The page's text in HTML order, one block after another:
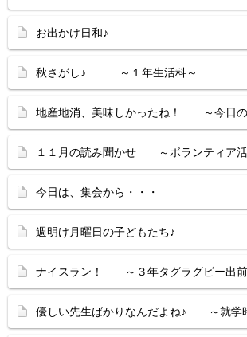
お出かけ日和♪
秋さがし♪ ～１年生活科～
地産地消、美味しかったね！ ～今日の
１１月の読み聞かせ ～ボランティア活
今日は、集会から・・・
週明け月曜日の子どもたち♪
ナイスラン！ ～３年タグラグビー出前
優しい先生ばかりなんだよね♪ ～就学